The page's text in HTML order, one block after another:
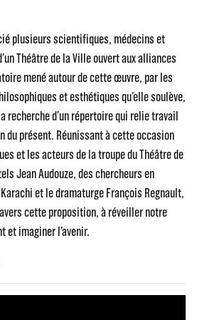
plusieurs scientifiques, médecins et
Théâtre de la Ville ouvert aux alliances
mené autour de cette œuvre, par les
et esthétiques qu’elle soulève,
recherche d’un répertoire qui relie travail
du présent. Réunissant à cette occasion
et les acteurs de la troupe du Théâtre de
Jean Audouze, des chercheurs en
et le dramaturge François Regnault,
cette proposition, à réveiller notre
et imaginer l’avenir.